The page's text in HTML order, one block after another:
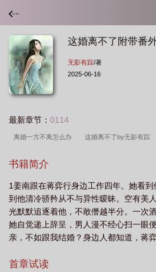
这婚离不了附带番
无影有踪/著
2025-06-16
最新章节： 0114
离婚一方不离怎么办 这婚离不了by无影有踪
了全文免费阅读
无踪 不离婚各过各的可以吗 这婚离不了无
姻怎么办 结婚后想离婚怎么办 这婚离不
有影无踪完整版 这婚离不了txt百度 离婚
家算事实婚姻吗 这婚离不了TXT 这婚离不
书籍简介
1姜南跟在蒋弈行身边工作四年。她看
到他清冷骄矜从不与异性暧昧。空有美
光默默追逐着他，不敢僭越半分。一次
她自觉递上辞呈，男人漫不经心扫一眼
亲，不如跟我结婚？身边人都知道，蒋
作服。不过近水楼台先得月，才有机会
首章试读